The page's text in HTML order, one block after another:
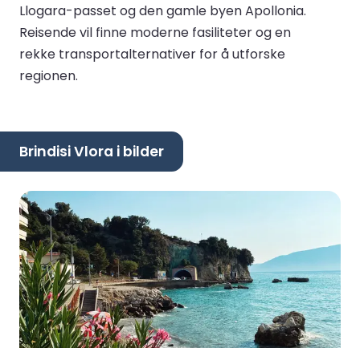
Llogara-passet og den gamle byen Apollonia.
Reisende vil finne moderne fasiliteter og en
rekke transportalternativer for å utforske
regionen.
Brindisi Vlora i bilder